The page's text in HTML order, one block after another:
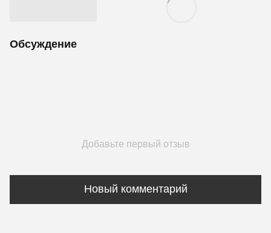
Обсуждение
Добавьте первый отзыв
Новый комментарий